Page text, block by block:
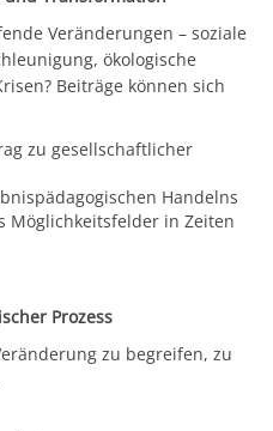
Veränderungen – soziale
ökologische
Beiträge können sich
zu gesellschaftlicher
Handelns
Möglichkeitsfelder in Zeiten
Prozess
zu begreifen, zu